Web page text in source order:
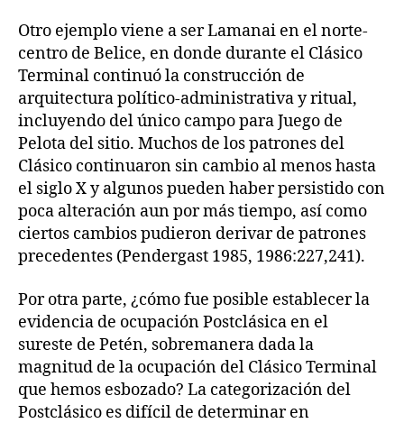
Otro ejemplo viene a ser Lamanai en el norte-
centro de Belice, en donde durante el Clásico
Terminal continuó la construcción de
arquitectura político-administrativa y ritual,
incluyendo del único campo para Juego de
Pelota del sitio. Muchos de los patrones del
Clásico continuaron sin cambio al menos hasta
el siglo X y algunos pueden haber persistido con
poca alteración aun por más tiempo, así como
ciertos cambios pudieron derivar de patrones
precedentes (Pendergast 1985, 1986:227,241).
Por otra parte, ¿cómo fue posible establecer la
evidencia de ocupación Postclásica en el
sureste de Petén, sobremanera dada la
magnitud de la ocupación del Clásico Terminal
que hemos esbozado? La categorización del
Postclásico es difícil de determinar en